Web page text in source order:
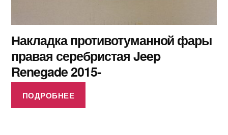
Накладка противотуманной фары
правая серебристая Jeep
Renegade 2015-
ПОДРОБНЕЕ